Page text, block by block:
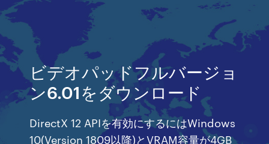
ビデオパッドフルバージョ
ン6.01をダウンロード
DirectX 12 APIを有効にするにはWindows
10(Version 1809以降)とVRAM容量が4GB